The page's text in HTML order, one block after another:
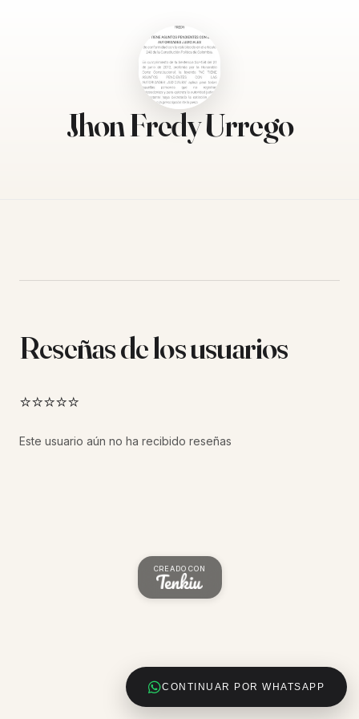
Jhon Fredy Urrego
CONTINUAR POR WHATSAPP
Reseñas de los usuarios
⭐⭐⭐⭐⭐
Este usuario aún no ha recibido reseñas
CREADO CON